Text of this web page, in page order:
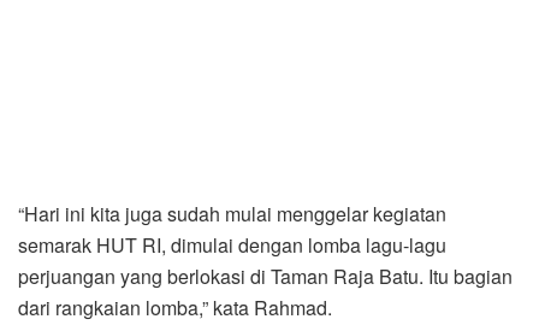
“Hari ini kita juga sudah mulai menggelar kegiatan
semarak HUT RI, dimulai dengan lomba lagu-lagu
perjuangan yang berlokasi di Taman Raja Batu. Itu bagian
dari rangkaian lomba,” kata Rahmad.